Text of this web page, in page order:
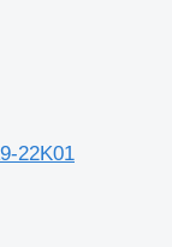
22K01